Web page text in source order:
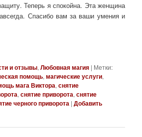
Теперь я спокойна. Эта женщина
Спасибо вам за ваши умения и
и отзывы,Любовная магия | Метки:
помощь,магические услуги,
мага Виктора,снятие
,снятие приворота,снятие
черного приворота |Добавить